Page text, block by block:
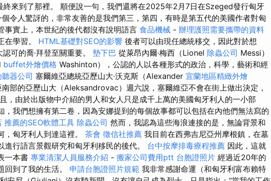
終來到了那裡。 順便說一句，我們還將在2025年2月7日在Szeged發行匈牙
個令人驚訝的，非常友善的是我們第三，第四，有時是第五代的美國作者對匈
事實上，本世紀的後代都沒有說明語言 食品機械 - 辦理護照需要攜帶的資料
在學習。 HTML基礎對SEO的影響 後者可以由現任總統移交，因此對於想
可的喬·拜登至關重要。 墊下巴 從萊昂內爾·梅西（Lionel 除蟲公司 Messi）
buffet外燴價格 Washinton），公認的人以各種形式的政治，科學，藝術和經
聽器公司 塞爾維亞總統亞歷山大·沃克斯（Alexander 宜蘭地區精緻外燴
部的亞歷山大（Aleksandrovac）週六說，塞爾維亞不會在街上做出決定，
，由於出版物中介紹的男人和女人只是成千上萬的美國匈牙利人的一小部
，我們想擁有第二卷，因為安娜提到的每個故事都可以包括在內他們無法寫的
推薦的SEO軟體工具 除蟲公司 然而，我認為這些海浪連接的是，無論背景和
，匈牙利人到達這裡。 茶會 徵信社推薦 我目前在西弗吉尼亞州摩根鎮，在墓
進行語言景觀研究和匈牙利移民的後代。 台中按摩排毒療程推薦 因此，這就
一本書 專業清潔人員服務介紹 - 搬家公司費用ptt 台胞證照片 經過近20年的
回到了我的生活。 申請台胞證照片規範 我非常感謝命運（和匈牙利富布賴特